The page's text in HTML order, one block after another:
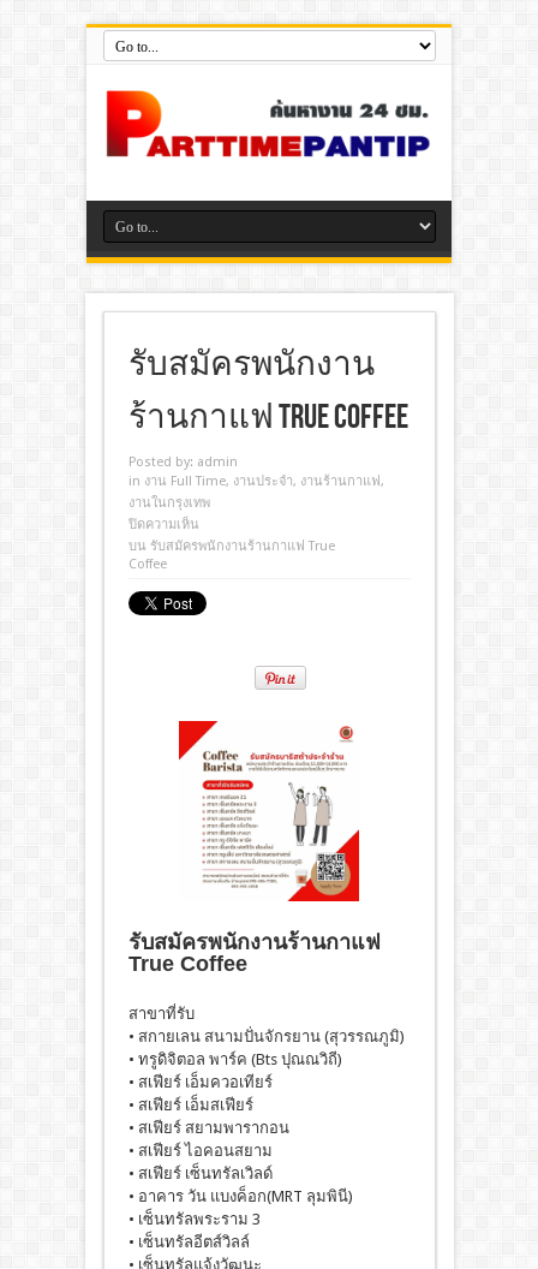
รับสมัครพนักงาน
ร้านกาแฟ True Coffee
Posted by: admin
in งาน Full Time, งานประจํา, งานร้านกาแฟ,
งานในกรุงเทพ
ปิดความเห็น
บน รับสมัครพนักงานร้านกาแฟ True
Coffee
รับสมัครพนักงานร้านกาแฟ
True Coffee
สาขาที่รับ
• สกายเลน สนามปั่นจักรยาน (สุวรรณภูมิ)
• ทรูดิจิตอล พาร์ค (Bts ปุณณวิถี)
• สเฟียร์ เอ็มควอเทียร์
• สเฟียร์ เอ็มสเฟียร์
• สเฟียร์ สยามพารากอน
• สเฟียร์ ไอคอนสยาม
• สเฟียร์ เซ็นทรัลเวิลด์
• อาคาร วัน แบงค็อก(MRT ลุมพินี)
• เซ็นทรัลพระราม 3
• เซ็นทรัลอีตส์วิลล์
• เซ็นทรัลแจ้งวัฒนะ